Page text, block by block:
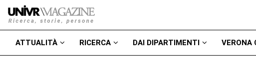
ATTUALITÀ RICERCA DAI DIPARTIMENTI VERONA